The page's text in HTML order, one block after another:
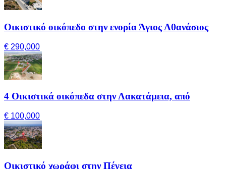
Οικιστικό οικόπεδο στην ενορία Άγιος Αθανάσιος
€ 290,000
4 Οικιστικά οικόπεδα στην Λακατάμεια, από
€ 100,000
Οικιστικό χωράφι στην Πέγεια